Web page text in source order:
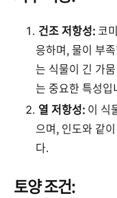
건조 저항성: 코
응하며, 물이 부
는 식물이 긴 가
는 중요한 특성입
열 저항성: 이 식
으며, 인도와 같
다.
토양 조건: